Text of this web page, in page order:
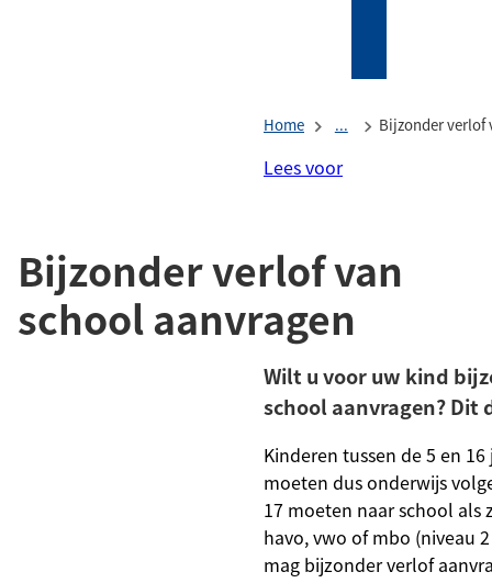
externe
Home ... Bijzonder verlof
Lees voor
Bijzonder verlof van
school aanvragen
Wilt u voor uw kind
school aanvragen? Dit
Kinderen tussen de 5 en
moeten dus onderwijs
17 moeten naar school als
havo, vwo of mbo (niveau
mag bijzonder verlof